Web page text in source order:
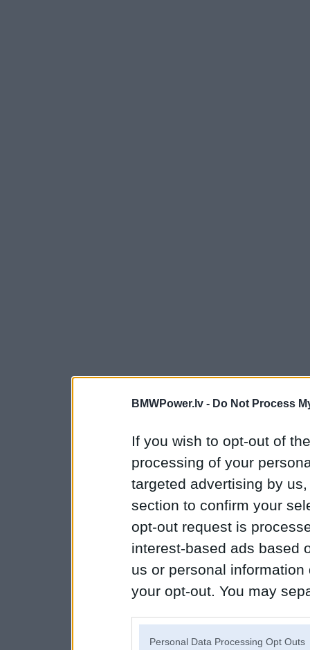
BMWPower.lv - Do Not Process
If you wish to opt-out of
processing of your
targeted advertising by
section to confirm your
opt-out request is
interest-based ads based
us or personal
your opt-out. You may
Personal Data Processing Opt Outs